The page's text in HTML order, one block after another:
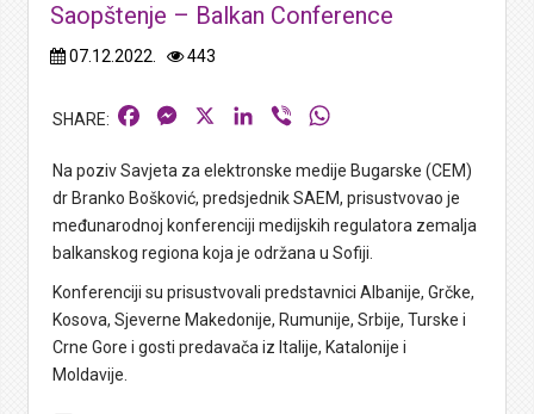
Saopštenje – Balkan Conference
07.12.2022. 443
FacebookMessengerLinkedIn
Viber
Na poziv Savjeta za elektronske medije Bugarske (CEM)
dr Branko Bošković, predsjednik SAEM, prisustvovao je
međunarodnoj konferenciji medijskih regulatora zemalja
balkanskog regiona koja je održana u Sofiji.
Konferenciji su prisustvovali predstavnici Albanije, Grčke,
Kosova, Sjeverne Makedonije, Rumunije, Srbije, Turske i
Crne Gore i gosti predavača iz Italije, Katalonije i
Moldavije.